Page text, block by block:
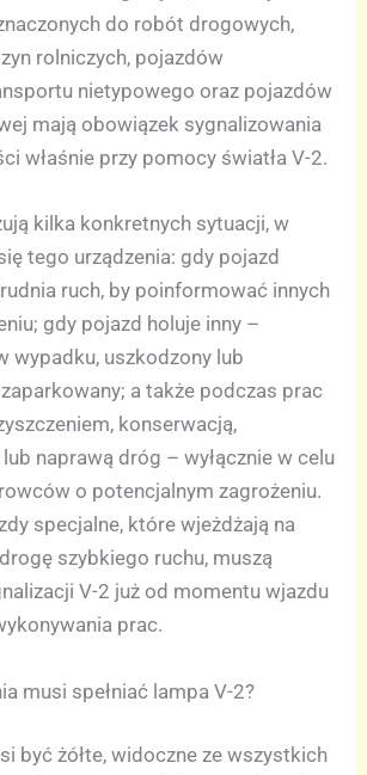
do robót drogowych,
rolniczych, pojazdów
nietypowego oraz pojazdów
mają obowiązek sygnalizowania
właśnie przy pomocy światła V-2.
kilka konkretnych sytuacji, w
tego urządzenia: gdy pojazd
ruch, by poinformować innych
gdy pojazd holuje inny –
wypadku, uszkodzony lub
a także podczas prac
konserwacją,
naprawą dróg – wyłącznie w celu
o potencjalnym zagrożeniu.
specjalne, które wjeżdżają na
szybkiego ruchu, muszą
V-2 już od momentu wjazdu
prac.
musi spełniać lampa V-2?
być żółte, widoczne ze wszystkich